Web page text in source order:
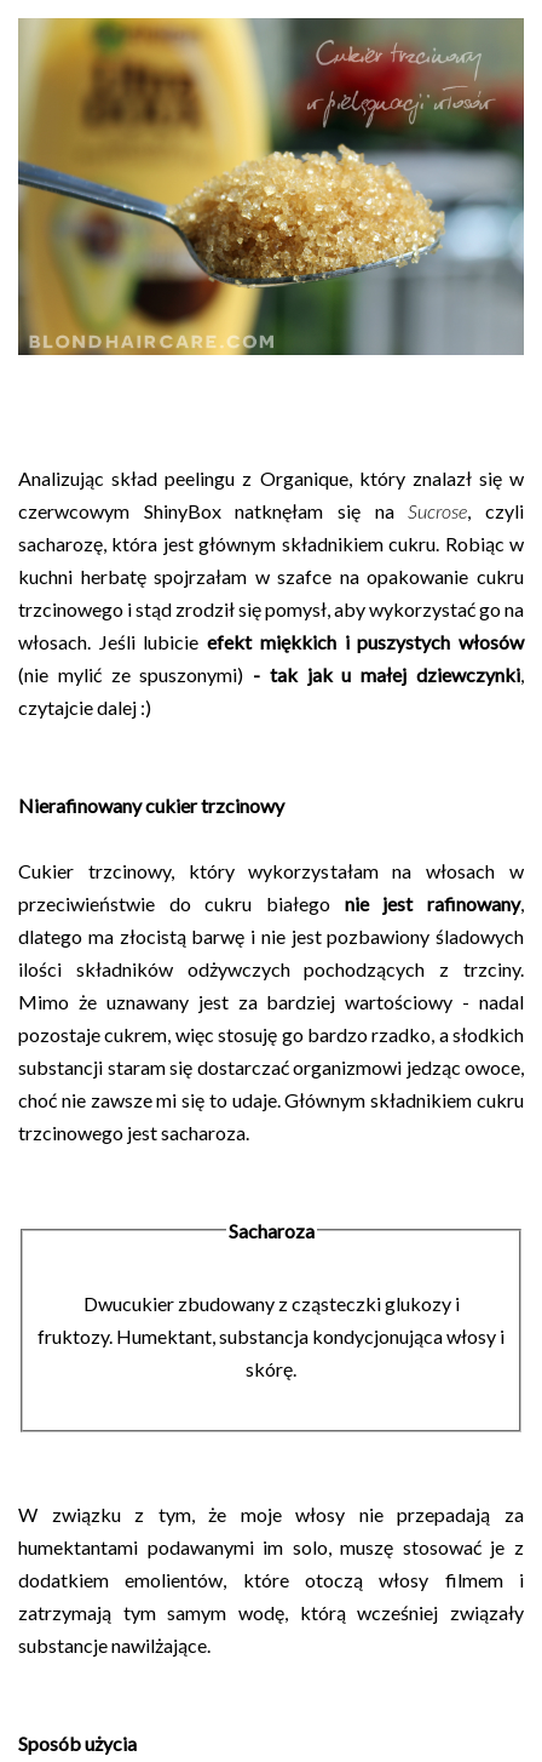
Analizując skład peelingu z Organique, który znalazł się w
czerwcowym ShinyBox natknęłam się naSucrose, czyli
sacharozę, która jest głównym składnikiem cukru. Robiąc w
kuchni herbatę spojrzałam w szafce na opakowanie cukru
trzcinowego i stąd zrodził się pomysł, aby wykorzystać go na
włosach. Jeśli lubicieefekt miękkich i puszystych włosów
(nie mylić ze spuszonymi) - tak jak u małej dziewczynki,
czytajcie dalej :)
Nierafinowany cukier trzcinowy
Cukier trzcinowy, który wykorzystałam na włosach w
przeciwieństwie do cukru białego nie jest rafinowany,
dlatego ma złocistą barwę i nie jest pozbawiony śladowych
ilości składników odżywczych pochodzących z trzciny.
Mimo że uznawany jest za bardziej wartościowy - nadal
pozostaje cukrem, więc stosuję go bardzo rzadko, a słodkich
substancji staram się dostarczać organizmowi jedząc owoce,
choć nie zawsze mi się to udaje. Głównym składnikiem cukru
trzcinowego jest sacharoza.
Sacharoza
Dwucukier zbudowany z cząsteczki glukozy i
fruktozy. Humektant, substancja kondycjonująca włosy i
skórę.
W związku z tym, że moje włosy nie przepadają za
humektantami podawanymi im solo, muszę stosować je z
dodatkiem emolientów, które otoczą włosy filmem i
zatrzymają tym samym wodę, którą wcześniej związały
substancje nawilżające.
Sposób użycia